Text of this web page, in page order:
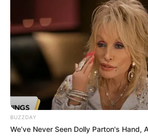
8 Kata Lucu Seputar Malam
Minggu ala Jomblo yang Bikin
Ngenes
BUZZDAY
We’ve Never Seen Dolly Parton's Hand,